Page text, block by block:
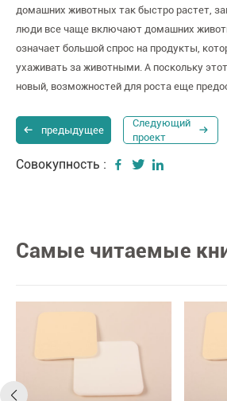
домашних животных так быстро растет,
люди все чаще включают домашних
означает большой спрос на продукты,
ухаживать за животными. А поскольку
новый, возможностей для роста еще
предыдущее
Следующий
проект
Совокупность :
Самые читаемые